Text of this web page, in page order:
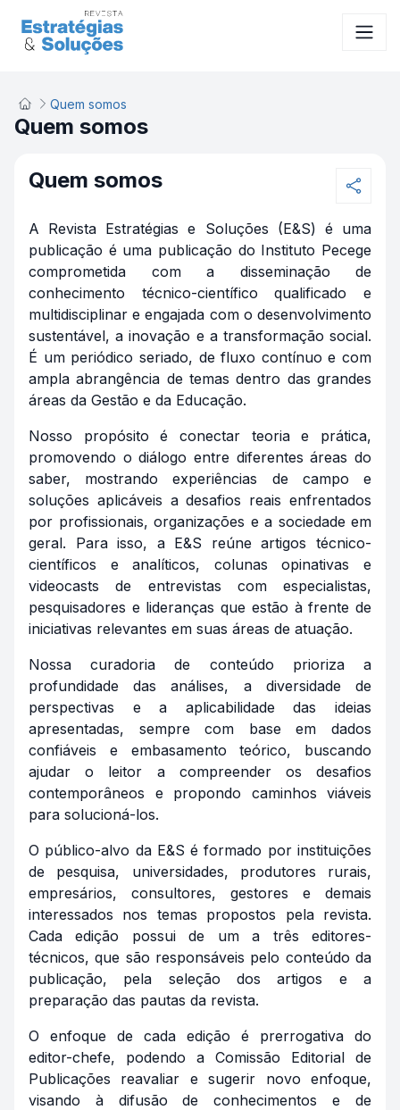
Quem somos
Quem somos
Quem somos
A Revista Estratégias e Soluções (E&S) é uma
publicação é uma publicação do Instituto Pecege
comprometida com a disseminação de
conhecimento técnico-científico qualificado e
multidisciplinar e engajada com o desenvolvimento
sustentável, a inovação e a transformação social.
É um periódico seriado, de fluxo contínuo e com
ampla abrangência de temas dentro das grandes
áreas da Gestão e da Educação.
Nosso propósito é conectar teoria e prática,
promovendo o diálogo entre diferentes áreas do
saber, mostrando experiências de campo e
soluções aplicáveis a desafios reais enfrentados
por profissionais, organizações e a sociedade em
geral. Para isso, a E&S reúne artigos técnico-
científicos e analíticos, colunas opinativas e
videocasts de entrevistas com especialistas,
pesquisadores e lideranças que estão à frente de
iniciativas relevantes em suas áreas de atuação.
Nossa curadoria de conteúdo prioriza a
profundidade das análises, a diversidade de
perspectivas e a aplicabilidade das ideias
apresentadas, sempre com base em dados
confiáveis e embasamento teórico, buscando
ajudar o leitor a compreender os desafios
contemporâneos e propondo caminhos viáveis
para solucioná-los.
O público-alvo da E&S é formado por instituições
de pesquisa, universidades, produtores rurais,
empresários, consultores, gestores e demais
interessados nos temas propostos pela revista.
Cada edição possui de um a três editores-
técnicos, que são responsáveis pelo conteúdo da
publicação, pela seleção dos artigos e a
preparação das pautas da revista.
O enfoque de cada edição é prerrogativa do
editor-chefe, podendo a Comissão Editorial de
Publicações reavaliar e sugerir novo enfoque,
visando à difusão de conhecimentos e de